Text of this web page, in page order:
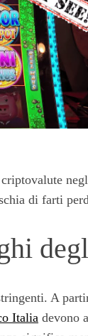
di farti
A
Italia devono